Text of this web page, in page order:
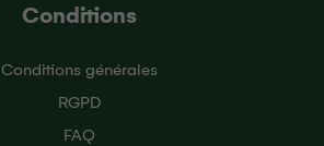
Conditions
Conditions générales
RGPD
FAQ